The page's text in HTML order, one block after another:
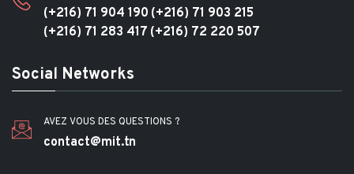
(+216) 71 904 190 (+216) 71 903 215
(+216) 71 283 417 (+216) 72 220 507
Social Networks
AVEZ VOUS DES QUESTIONS ?
contact@mit.tn